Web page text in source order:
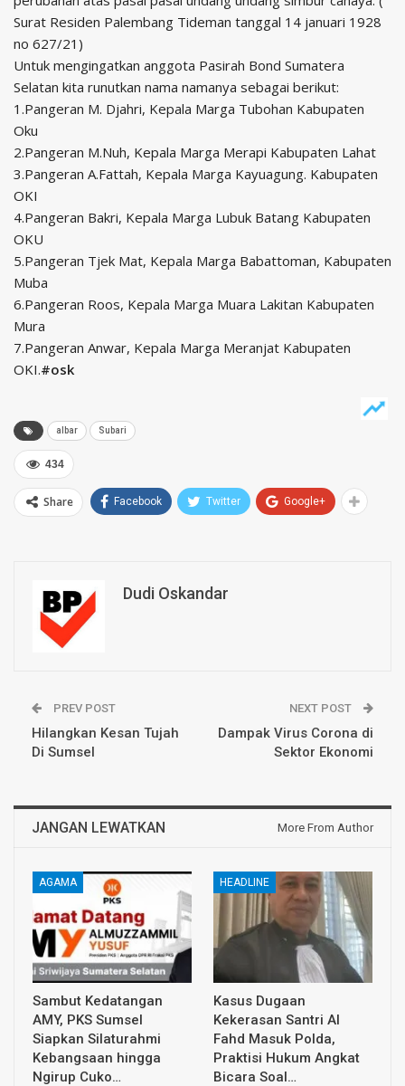
Surat Residen Palembang Tideman tanggal 14 januari 1928
no 627/21)
Untuk mengingatkan anggota Pasirah Bond Sumatera
Selatan kita runutkan nama namanya sebagai berikut:
1.Pangeran M. Djahri, Kepala Marga Tubohan Kabupaten
Oku
2.Pangeran M.Nuh, Kepala Marga Merapi Kabupaten Lahat
3.Pangeran A.Fattah, Kepala Marga Kayuagung. Kabupaten
OKI
4.Pangeran Bakri, Kepala Marga Lubuk Batang Kabupaten
OKU
5.Pangeran Tjek Mat, Kepala Marga Babattoman, Kabupaten
Muba
6.Pangeran Roos, Kepala Marga Muara Lakitan Kabupaten
Mura
7.Pangeran Anwar, Kepala Marga Meranjat Kabupaten
OKI.#osk
albar Subari
434
Share Facebook Twitter Google+
Dudi Oskandar
PREV POST
Hilangkan Kesan Tujah
Di Sumsel
NEXT POST
Dampak Virus Corona di
Sektor Ekonomi
JANGAN LEWATKAN More From Author
AGAMA
Sambut Kedatangan
AMY, PKS Sumsel
Siapkan Silaturahmi
Kebangsaan hingga
Ngirup Cuko…
HEADLINE
Kasus Dugaan
Kekerasan Santri Al
Fahd Masuk Polda,
Praktisi Hukum Angkat
Bicara Soal…